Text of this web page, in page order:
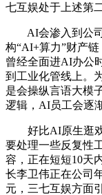
七互娱处于上述第
AI会渗入到公司
构“AI+算力”财产
曾经全面进AI办公
到工业化管线上。
是会操纵言语大模
逻辑，AI员工会逐
好比AI原生逛戏
要处理一些反复性
容，正在短短10天
长李卫伟正在公司
元，三七互娱方面